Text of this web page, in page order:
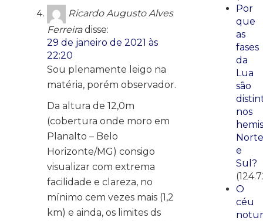
Ricardo Augusto Alves
Ferreira disse:
29 de janeiro de 2021 às
22:20
Sou plenamente leigo na
matéria, porém observador.
Da altura de 12,0m
(cobertura onde moro em
Planalto – Belo
Horizonte/MG) consigo
visualizar com extrema
facilidade e clareza, no
mínimo cem vezes mais (1,2
km) e ainda, os limites ds
Por
que
as
fases
da
Lua
são
nos
Norte
e
Sul?
O
céu